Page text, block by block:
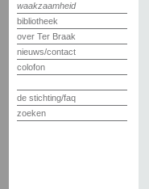
waakzaamheid
bibliotheek
over Ter Braak
nieuws/contact
colofon
de stichting/faq
zoeken